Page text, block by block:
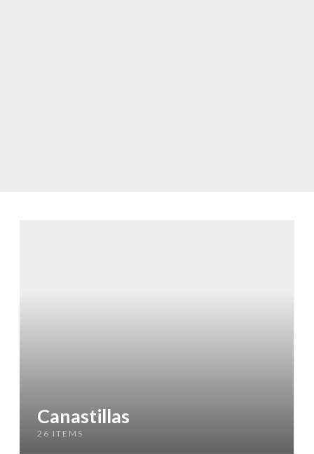
Canastillas
26 ITEMS